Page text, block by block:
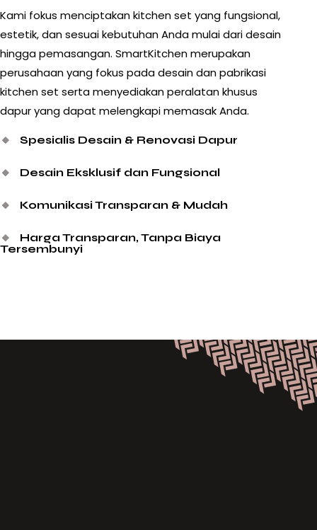
Kami fokus menciptakan kitchen set yang fungsional,
estetik, dan sesuai kebutuhan Anda mulai dari desain
hingga pemasangan. SmartKitchen merupakan
perusahaan yang fokus pada desain dan pabrikasi
kitchen set serta menyediakan peralatan khusus
dapur yang dapat melengkapi memasak Anda.
🔸 Spesialis Desain & Renovasi Dapur
🔸 Desain Eksklusif dan Fungsional
🔸 Komunikasi Transparan & Mudah
🔸
Harga Transparan, Tanpa Biaya
Tersembunyi